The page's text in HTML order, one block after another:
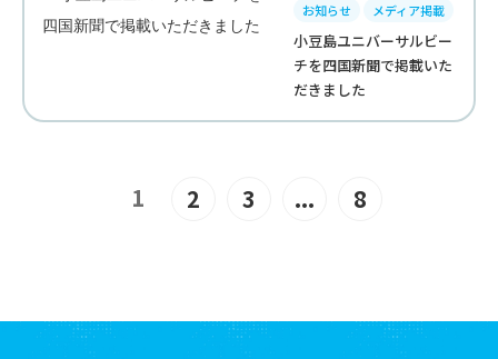
お知らせ
メディア掲載
小豆島ユニバーサルビー
チを四国新聞で掲載いた
だきました
1 2 3 ... 8